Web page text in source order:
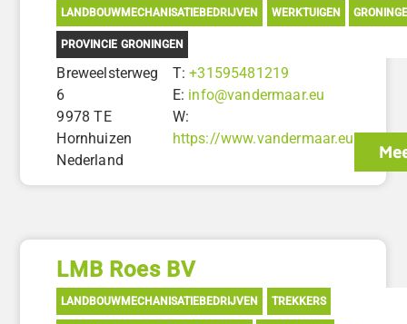
LANDBOUWMECHANISATIEBEDRIJVEN WERKTUIGEN
PROVINCIE GRONINGEN
Breweelsterweg
6
9978 TE
Hornhuizen
Nederland
T:+31595481219
E: info@vandermaar.eu
W:
https://www.vandermaar.eu
LMB Roes BV
LANDBOUWMECHANISATIEBEDRIJVEN TREKKERS